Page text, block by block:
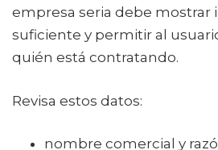
empresa seria debe mostrar
suficiente y permitir al
quién está contratando.
Revisa estos datos:
nombre comercial y